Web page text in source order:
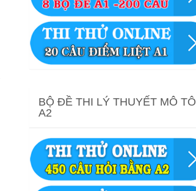
BỘ ĐỀ THI LÝ THUYẾT MÔ TÔ
A2